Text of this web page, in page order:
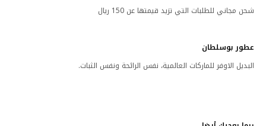
شحن مجاني للطلبات التي تزيد قيمتها عن 150 ريال
عطور بوسلطان
البديل الاوفر للماركات العالمية، نفس الرائحة ونفس الثبات.